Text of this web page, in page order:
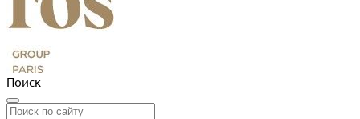
Поиск